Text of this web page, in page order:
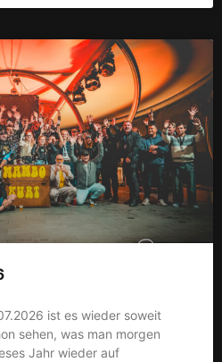
ist es wieder soweit
sehen, was man morgen
Jahr wieder auf